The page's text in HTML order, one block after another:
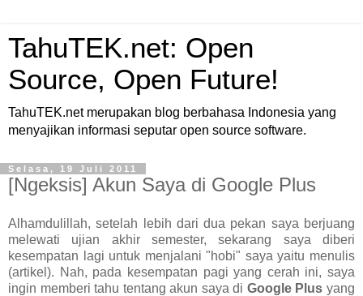
TahuTEK.net: Open
Source, Open Future!
TahuTEK.net merupakan blog berbahasa Indonesia yang
menyajikan informasi seputar open source software.
Selasa, 19 Juli 2011
[Ngeksis] Akun Saya di Google Plus
Alhamdulillah, setelah lebih dari dua pekan saya berjuang
melewati ujian akhir semester, sekarang saya diberi
kesempatan lagi untuk menjalani "hobi" saya yaitu menulis
(artikel). Nah, pada kesempatan pagi yang cerah ini, saya
ingin memberi tahu tentang akun saya di Google Plus yang